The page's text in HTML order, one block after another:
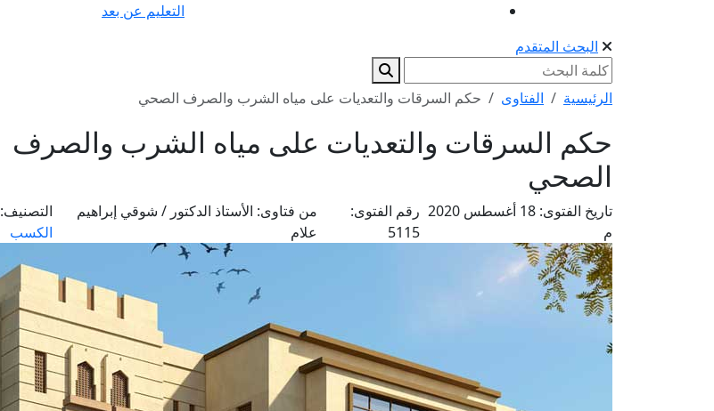
التعليم عن بعد
البحث المتقدم
الرئيسية الفتاوى حكم السرقات والتعديات على مياه الشرب والصرف الصحي
حكم السرقات والتعديات على مياه الشرب والصرف
الصحي
تاريخ الفتوى:
18 أغسطس 2020
م
رقم الفتوى:
5115
من فتاوى: الأستاذ الدكتور / شوقي إبراهيم
علام
التصنيف:
الكسب